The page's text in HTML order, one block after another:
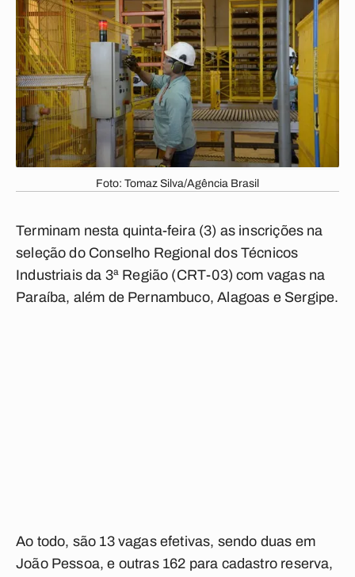
Foto: Tomaz Silva/Agência Brasil
Terminam nesta quinta-feira (3) as inscrições na
seleção do Conselho Regional dos Técnicos
Industriais da 3ª Região (CRT-03) com vagas na
Paraíba, além de Pernambuco, Alagoas e Sergipe.
Ao todo, são 13 vagas efetivas, sendo duas em
João Pessoa, e outras 162 para cadastro reserva,